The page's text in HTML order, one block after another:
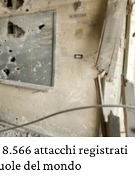
attacchi registrati
del mondo